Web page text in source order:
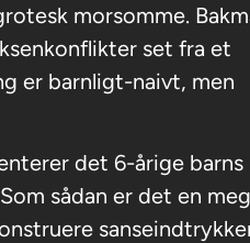
morsomme.
set fra et
er barnligt-naivt, men
det 6-årige barns
sådan er det en